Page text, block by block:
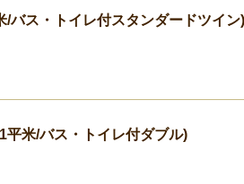
バス・トイレ付スタンダードツイン)
平米/バス・トイレ付ダブル)